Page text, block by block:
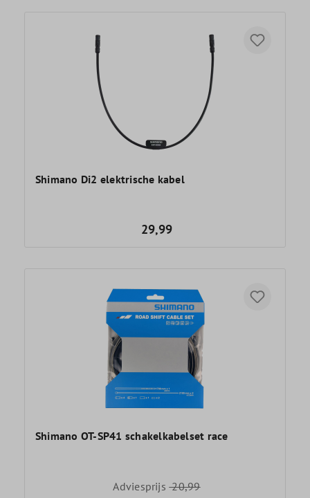
Shimano Di2 elektrische kabel
29,99
Shimano OT-SP41 schakelkabelset race
Adviesprijs20,99